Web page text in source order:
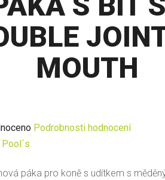
MOUTH
Podrobnosti hodnocení
Pool´s
páka pro koně s udítkem s